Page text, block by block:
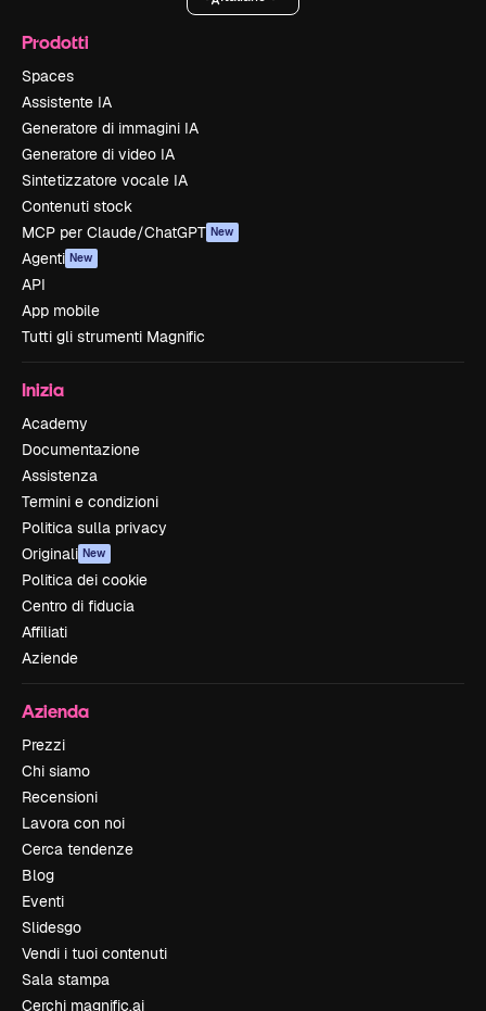
Prodotti
Spaces
Assistente IA
Generatore di immagini IA
Generatore di video IA
Sintetizzatore vocale IA
Contenuti stock
MCP per Claude/ChatGPT New
Agenti New
API
App mobile
Tutti gli strumenti Magnific
Inizia
Academy
Documentazione
Assistenza
Termini e condizioni
Politica sulla privacy
Originali New
Politica dei cookie
Centro di fiducia
Affiliati
Aziende
Azienda
Prezzi
Chi siamo
Recensioni
Lavora con noi
Cerca tendenze
Blog
Eventi
Slidesgo
Vendi i tuoi contenuti
Sala stampa
Cerchi magnific.ai